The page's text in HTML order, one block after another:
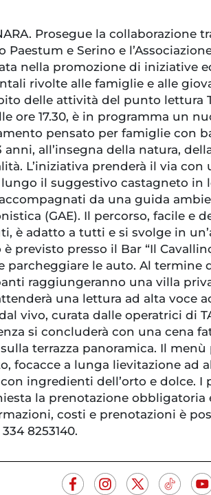
Prosegue la collaborazione
Paestum e Serino e
nella promozione di iniziative
rivolte alle famiglie e alle
delle attività del punto lettura
ore 17.30, è in programma un
pensato per famiglie con
anni, all’insegna della natura,
L’iniziativa prenderà il via con
il suggestivo castagneto in
da una guida
(GAE). Il percorso, facile e
è adatto a tutti e si svolge in
previsto presso il Bar “Il
parcheggiare le auto. Al termine
raggiungeranno una villa
una lettura ad alta voce
vivo, curata dalle operatrici di
si concluderà con una cena
terrazza panoramica. Il menù
focacce a lunga lievitazione ad
ingredienti dell’orto e dolce. I
la prenotazione obbligatoria
costi e prenotazioni è
8253140.